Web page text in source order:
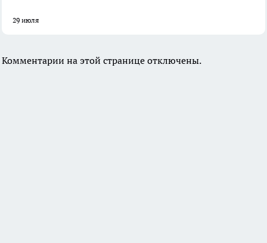
29 июля
Комментарии на этой странице отключены.